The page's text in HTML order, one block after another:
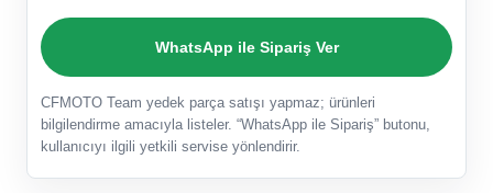
WhatsApp ile Sipariş Ver
CFMOTO Team yedek parça satışı yapmaz; ürünleri
bilgilendirme amacıyla listeler. “WhatsApp ile Sipariş” butonu,
kullanıcıyı ilgili yetkili servise yönlendirir.